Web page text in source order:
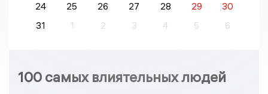
24
25 26 27 28 29
30
31
1 2 3 4 5 6
100 самых влиятельных людей